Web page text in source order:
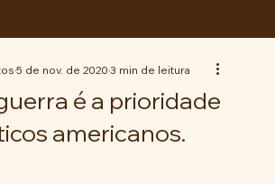
é a prioridade
americanos.
5 de nov. de 20203 min de leitura